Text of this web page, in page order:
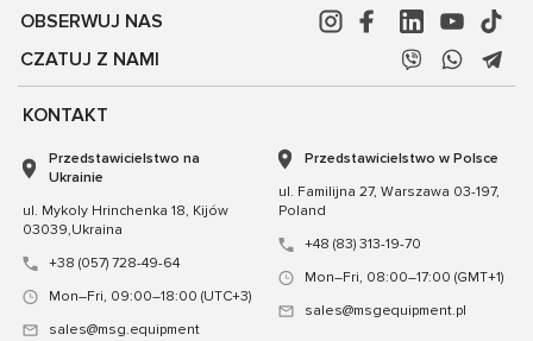
OBSERWUJ NAS
CZATUJ Z NAMI
KONTAKT
Przedstawicielstwo na
Ukrainie
ul. Mykoly Hrinchenka 18, Kijów
03039,Ukraina
+38 (057) 728-49-64
Mon–Fri, 09:00–18:00 (UTC+3)
sales@msg.equipment
Przedstawicielstwo w Polsce
ul. Familijna 27, Warszawa 03-197,
Poland
+48 (83) 313-19-70
Mon–Fri, 08:00–17:00 (GMT+1)
sales@msgequipment.pl